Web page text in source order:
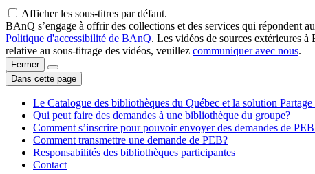
Afficher les sous-titres par défaut.
BAnQ s’engage à offrir des collections et des services qui répondent
Politique d'accessibilité de BAnQ. Les vidéos de sources extérieures
relative au sous-titrage des vidéos, veuillez communiquer avec nous.
Fermer
Dans cette page
Le Catalogue des bibliothèques du Québec et la solution Partage
Qui peut faire des demandes à une bibliothèque du groupe?
Comment s’inscrire pour pouvoir envoyer des demandes de
Comment transmettre une demande de PEB?
Responsabilités des bibliothèques participantes
Contact